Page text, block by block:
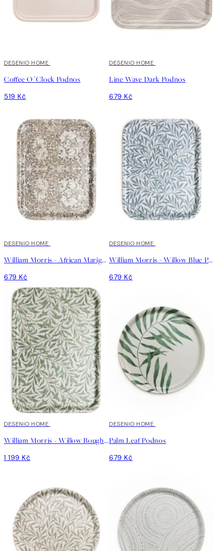
DESENIO HOME
Coffee O´Clock Podnos
519 Kč
DESENIO HOME
Line Wave Dark Podnos
679 Kč
DESENIO HOME
William Morris - African Marigold Podnos
679 Kč
DESENIO HOME
William Morris - Willow Blue Podnos
679 Kč
DESENIO HOME
William Morris - Willow Bough Podnos
1 199 Kč
DESENIO HOME
Palm Leaf Podnos
679 Kč